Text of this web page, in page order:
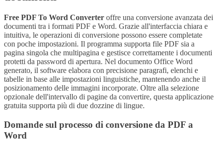
Free PDF To Word Converter offre una conversione avanzata dei
documenti tra i formati PDF e Word. Grazie all'interfaccia chiara e
intuitiva, le operazioni di conversione possono essere completate
con poche impostazioni. Il programma supporta file PDF sia a
pagina singola che multipagina e gestisce correttamente i documenti
protetti da password di apertura. Nel documento Office Word
generato, il software elabora con precisione paragrafi, elenchi e
tabelle in base alle impostazioni linguistiche, mantenendo anche il
posizionamento delle immagini incorporate. Oltre alla selezione
opzionale dell'intervallo di pagine da convertire, questa applicazione
gratuita supporta più di due dozzine di lingue.
Domande sul processo di conversione da PDF a
Word